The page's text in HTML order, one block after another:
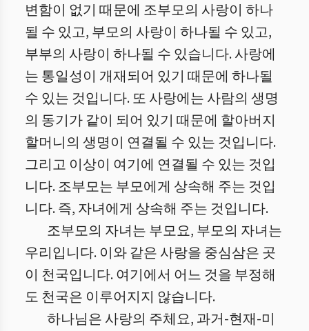
변함이 없기 때문에 조부모의 사랑이 하나
될 수 있고, 부모의 사랑이 하나될 수 있고,
부부의 사랑이 하나될 수 있습니다. 사랑에
는 통일성이 개재되어 있기 때문에 하나될
수 있는 것입니다. 또 사랑에는 사람의 생명
의 동기가 같이 되어 있기 때문에 할아버지
할머니의 생명이 연결될 수 있는 것입니다.
그리고 이상이 여기에 연결될 수 있는 것입
니다. 조부모는 부모에게 상속해 주는 것입
니다. 즉, 자녀에게 상속해 주는 것입니다.
조부모의 자녀는 부모요, 부모의 자녀는
우리입니다. 이와 같은 사랑을 중심삼은 곳
이 천국입니다. 여기에서 어느 것을 부정해
도 천국은 이루어지지 않습니다.
하나님은 사랑의 주체요, 과거-현재-미